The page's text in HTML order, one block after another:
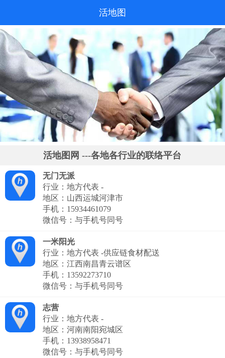
活地图
活地图网 ---各地各行业的联络平台
无门无派
行业：地方代表 -
地区：山西运城河津市
手机： 15934461079
微信号：与手机号同号
一米阳光
行业：地方代表 -供应链食材配送
地区：江西南昌青云谱区
手机： 13592273710
微信号：与手机号同号
志营
行业：地方代表 -
地区：河南南阳宛城区
手机： 13938958471
微信号：与手机号同号